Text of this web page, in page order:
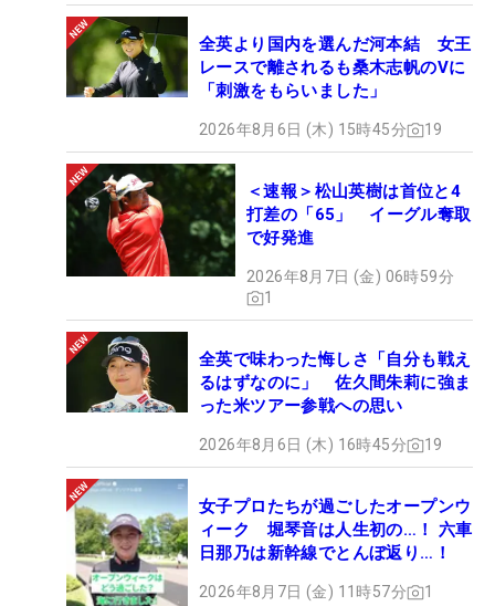
全英より国内を選んだ河本結 女王
レースで離されるも桑木志帆のVに
「刺激をもらいました」
2026年8月6日 (木) 15時45分 19
＜速報＞松山英樹は首位と4
打差の「65」 イーグル奪取
で好発進
2026年8月7日 (金) 06時59分
1
全英で味わった悔しさ「自分も戦え
るはずなのに」 佐久間朱莉に強ま
った米ツアー参戦への思い
2026年8月6日 (木) 16時45分 19
女子プロたちが過ごしたオープンウ
ィーク 堀琴音は人生初の…！ 六車
日那乃は新幹線でとんぼ返り…！
2026年8月7日 (金) 11時57分 1